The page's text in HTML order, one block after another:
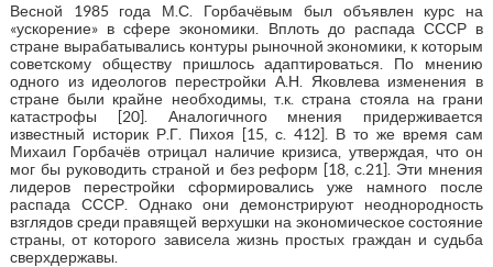
Весной 1985 года М.С. Горбачёвым был объявлен курс на
«ускорение» в сфере экономики. Вплоть до распада СССР в
стране вырабатывались контуры рыночной экономики, к которым
советскому обществу пришлось адаптироваться. По мнению
одного из идеологов перестройки А.Н. Яковлева изменения в
стране были крайне необходимы, т.к. страна стояла на грани
катастрофы [20]. Аналогичного мнения придерживается
известный историк Р.Г. Пихоя [15, с. 412]. В то же время сам
Михаил Горбачёв отрицал наличие кризиса, утверждая, что он
мог бы руководить страной и без реформ [18, с.21]. Эти мнения
лидеров перестройки сформировались уже намного после
распада СССР. Однако они демонстрируют неоднородность
взглядов среди правящей верхушки на экономическое состояние
страны, от которого зависела жизнь простых граждан и судьба
сверхдержавы.